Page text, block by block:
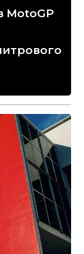
MotoGP